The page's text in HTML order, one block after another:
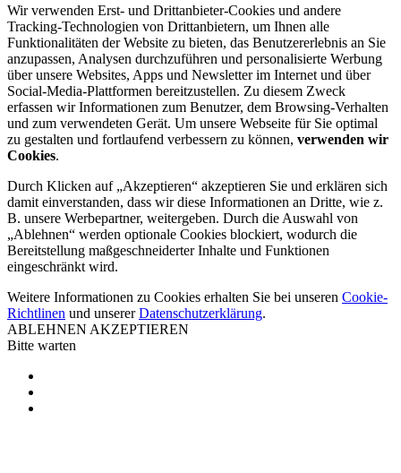
Wir verwenden Erst- und Drittanbieter-Cookies und andere
Tracking-Technologien von Drittanbietern, um Ihnen alle
Funktionalitäten der Website zu bieten, das Benutzererlebnis an Sie
anzupassen, Analysen durchzuführen und personalisierte Werbung
über unsere Websites, Apps und Newsletter im Internet und über
Social-Media-Plattformen bereitzustellen. Zu diesem Zweck
erfassen wir Informationen zum Benutzer, dem Browsing-Verhalten
und zum verwendeten Gerät. Um unsere Webseite für Sie optimal
zu gestalten und fortlaufend verbessern zu können, verwenden wir
Cookies.
Durch Klicken auf „Akzeptieren“ akzeptieren Sie und erklären sich
damit einverstanden, dass wir diese Informationen an Dritte, wie z.
B. unsere Werbepartner, weitergeben. Durch die Auswahl von
„Ablehnen“ werden optionale Cookies blockiert, wodurch die
Bereitstellung maßgeschneiderter Inhalte und Funktionen
eingeschränkt wird.
Weitere Informationen zu Cookies erhalten Sie bei unseren Cookie-
Richtlinen und unsererDatenschutzerklärung.
ABLEHNEN AKZEPTIEREN
Bitte warten